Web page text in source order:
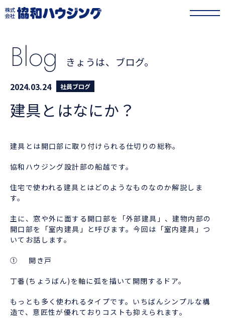
協和ハウジング >きょうは、ブログ。
Blog きょうは、ブログ。
2024.03.24 社員ブログ
建具とはなにか？
建具とは開口部に取り付けられる仕切りの総称。
協和ハウジング設計部の船越です。
住宅で使われる建具とはどのようなものなのか解説しま
す。
主に、窓や外に面する開口部を「外部建具」、建物内部の
開口部を「室内建具」と呼びます。今回は「室内建具」つ
いてお話します。
① 開き戸
丁番(ちょうばん)を軸に弧を描いて開閉するドア。
もっとも多く使われるタイプです。いちばんシンプルな構
造で、意匠性が優れておりコストも抑えられます。